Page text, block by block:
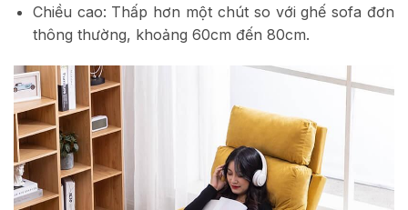
Chiều cao: Thấp hơn một chút so với ghế sofa đơn
thông thường, khoảng 60cm đến 80cm.